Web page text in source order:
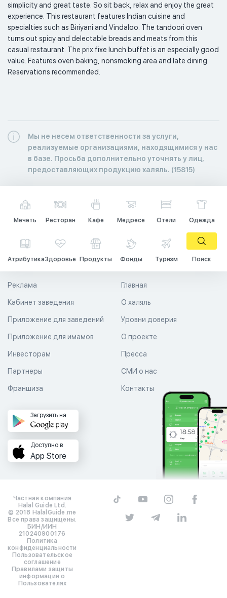
simplicity and great taste. So sit back, relax and enjoy the great
experience. This restaurant features Indian cuisine and
specialties such as Biriyani and Vindaloo. The tandoori oven
turns out spicy and delectable breads and meats from this
casual restaurant. The prix fixe lunch buffet is an especially good
value. Features oven baking, nonsmoking area and late dining.
Мы не несем ответственности за услуги,
реализуемые организациями, находящимися у нас
в базе. Просьба дополнительно уточнять у лиц,
предоставляющих продукцию халяль. (15815)
Мечеть Ресторан Кафе Медресе Отели Одежда
АтрибутикаЗдоровье Продукты Фонды Туризм Поиск
Главная
О халяль
Уровни доверия
Реклама
Кабинет заведения
Приложение для заведений
Приложение для имамов О проекте
Пресса
СМИ о нас
Контакты
Инвесторам
Партнеры
Франшиза
Загрузить на
Доступно в
App Store
Частная компания
Halal Guide Ltd.
© 2018 HalalGuide.me
Все права защищены.
БИН/ИИН
210240900176
Политика
конфиденциальности
Пользовательское
соглашение
Правилами защиты
информации о
Пользователях